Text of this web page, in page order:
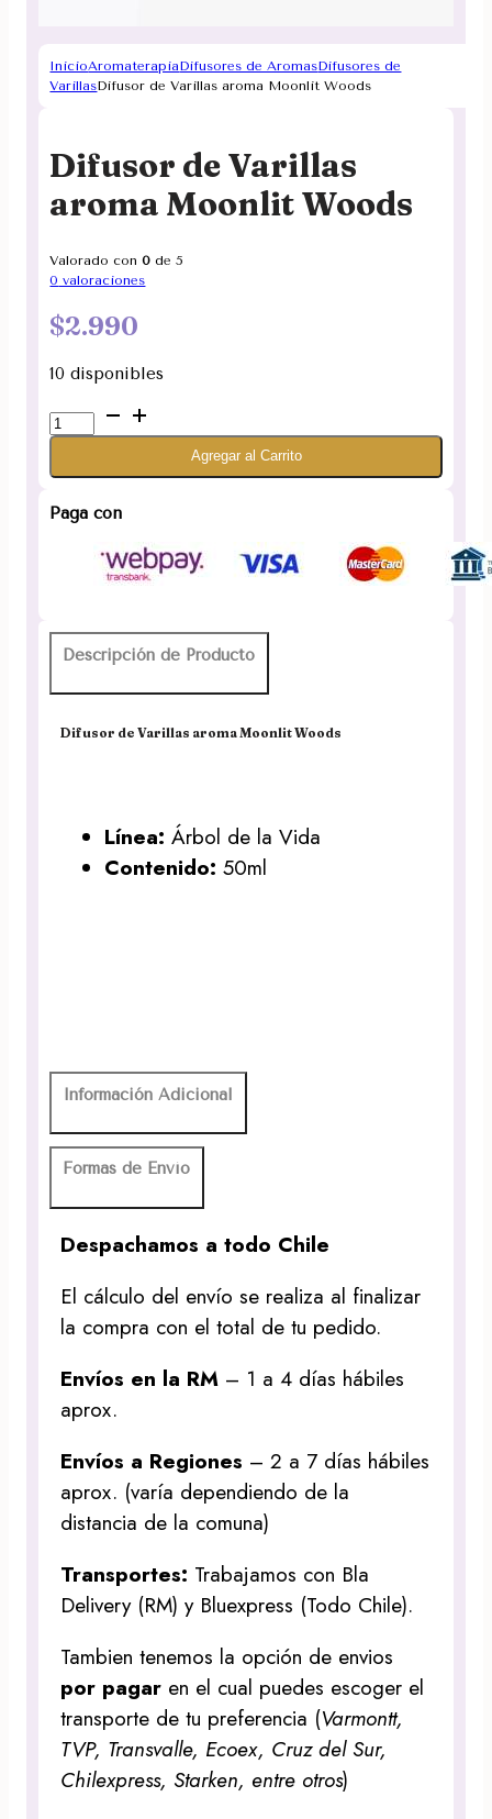
InicioAromaterapiaDifusores de AromasDifusores de
VarillasDifusor de Varillas aroma Moonlit Woods
Difusor de Varillas
aroma Moonlit Woods
Valorado con0 de 5
0 valoraciones
$2.990
10 disponibles
Difusor
de
Moonlit
cantidad
Agregar al Carrito
Paga con
Descripción de Producto
Difusor de Varillas aroma Moonlit Woods
Línea: Árbol de la Vida
Contenido: 50ml
Información Adicional
Formas de Envío
Despachamos a todo Chile
El cálculo del envío se realiza al finalizar
la compra con el total de tu pedido.
Envíos en la RM – 1 a 4 días hábiles
aprox.
Envíos a Regiones – 2 a 7 días hábiles
aprox. (varía dependiendo de la
distancia de la comuna)
Transportes: Trabajamos con Bla
Delivery (RM) y Bluexpress (Todo Chile).
Tambien tenemos la opción de envios
por pagar en el cual puedes escoger el
transporte de tu preferencia (Varmontt,
TVP, Transvalle, Ecoex, Cruz del Sur,
Chilexpress, Starken, entre otros)